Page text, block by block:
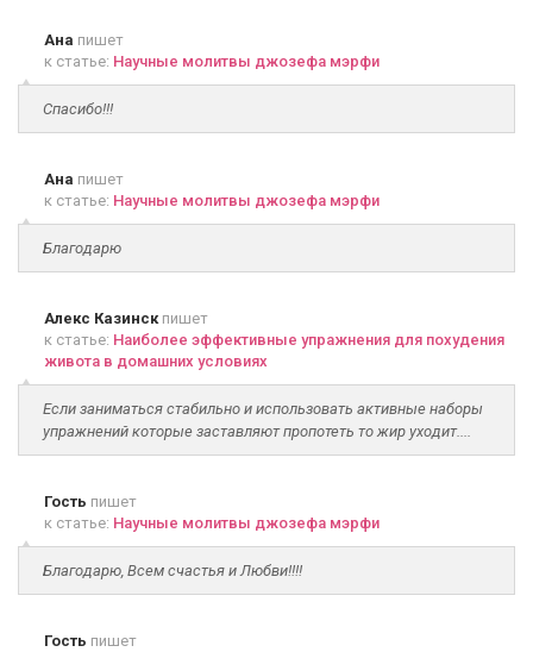
Ана пишет
к статье: Научные молитвы джозефа мэрфи
Спасибо!!!
Ана пишет
к статье: Научные молитвы джозефа мэрфи
Благодарю
Алекс Казинскпишет
к статье: Наиболее эффективные упражнения для похудения
живота в домашних условиях
Если заниматься стабильно и использовать активные наборы
упражнений которые заставляют пропотеть то жир уходит....
Гость пишет
к статье: Научные молитвы джозефа мэрфи
Благодарю, Всем счастья и Любви!!!!
Гость пишет